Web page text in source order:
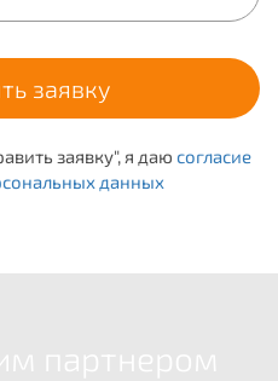
заявку", я даю согласие
данных